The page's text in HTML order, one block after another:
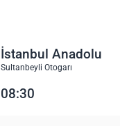
İstanbul Anadolu
Sultanbeyli Otogarı
08:30